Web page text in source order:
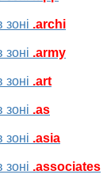
.archi
.army
.art
.as
.asia
.associates